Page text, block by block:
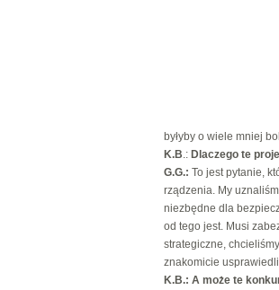
byłyby o wiele mniej
K.B.: Dlaczego te
G.G.: To jest pytanie,
rządzenia. My
niezbędne dla
od tego jest. Musi
strategiczne,
znakomicie
K.B.: A może te